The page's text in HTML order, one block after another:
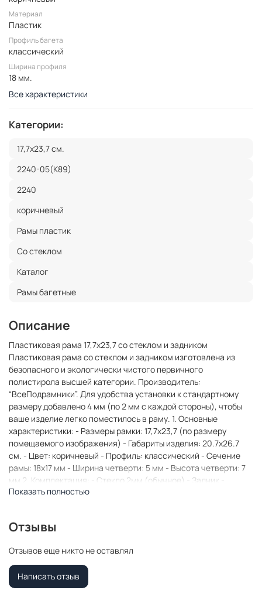
Материал
Пластик
Профиль багета
классический
Ширина профиля
18 мм.
Все характеристики
Категории:
17,7x23,7 см.
2240-05(K89)
2240
коричневый
Рамы пластик
Со стеклом
Каталог
Рамы багетные
Описание
Пластиковая рама 17,7x23,7 со стеклом и задником
Пластиковая рама со стеклом и задником изготовлена из
безопасного и экологически чистого первичного
полистирола высшей категории. Производитель:
“ВсеПодрамники”. Для удобства установки к стандартному
размеру добавлено 4 мм (по 2 мм с каждой стороны), чтобы
ваше изделие легко поместилось в раму. 1. Основные
характеристики: - Размеры рамки: 17,7x23,7 (по размеру
помещаемого изображения) - Габариты изделия: 20.7x26.7
см. - Цвет: коричневый - Профиль: классический - Сечение
рамы: 18x17 мм - Ширина четверти: 5 мм - Высота четверти: 7
мм 2. Комплектация: - Стекло 2мм (обычное) - Задник -
Подвесная пластина – 2 шт. - Винты - Прижимы для фиксации
крестом • Постеров, фотографий, икон • Паспарту, зеркал •
спортивных наград • Старинных часов, ключей, монет или
украшений - Используется как настенная или настольная
фоторамка (нет подставки) 4. Преимущества: -
Универсальность: квадратные и прямоугольные форматы,
Показать полностью
Отзывы
Отзывов еще никто не оставлял
Написать отзыв